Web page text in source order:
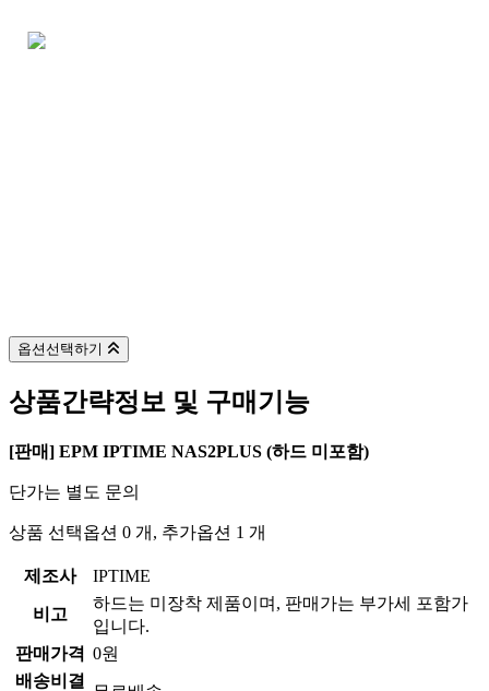
옵션선택하기
상품간략정보 및 구매기능
[판매] EPM IPTIME NAS2PLUS (하드 미포함)
단가는 별도 문의
상품 선택옵션 0 개, 추가옵션 1 개
제조사 IPTIME
비고
하드는 미장착 제품이며, 판매가는 부가세 포함가
입니다.
판매가격 0원
배송비결